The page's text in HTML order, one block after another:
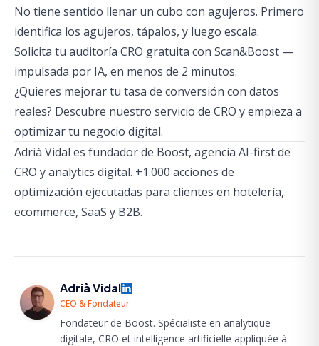
No tiene sentido llenar un cubo con agujeros. Primero
identifica los agujeros, tápalos, y luego escala.
Solicita tu auditoría CRO gratuita con Scan&Boost —
impulsada por IA, en menos de 2 minutos.
¿Quieres mejorar tu tasa de conversión con datos
reales? Descubre nuestro servicio de CRO y empieza a
optimizar tu negocio digital.
Adrià Vidal es fundador de Boost, agencia AI-first de
CRO y analytics digital. +1.000 acciones de
optimización ejecutadas para clientes en hotelería,
ecommerce, SaaS y B2B.
Adrià Vidal
CEO & Fondateur
Fondateur de Boost. Spécialiste en analytique
digitale, CRO et intelligence artificielle appliquée à